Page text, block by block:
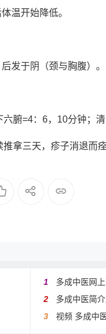
温开始降低。
发于阴（颈与胸腹）。
腑=4：6，10分钟；
拿三天，疹子消退而痊
1
多成中医网
2
多成中医简
3
视频 多成中